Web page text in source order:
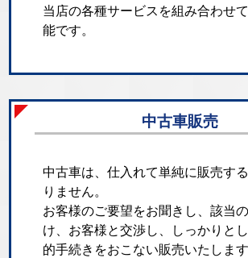
当店の各種サービスを組み合わせ
能です。
中古車販売
中古車は、仕入れて単純に販売す
りません。
お客様のご要望をお聞きし、該当
け、お客様と交渉し、しっかりと
的手続きをおこない販売いたします